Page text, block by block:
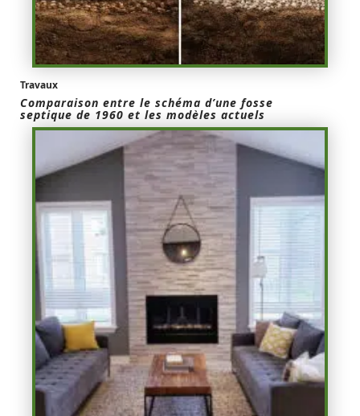
Travaux
Comparaison entre le schéma d’une fosse
septique de 1960 et les modèles actuels